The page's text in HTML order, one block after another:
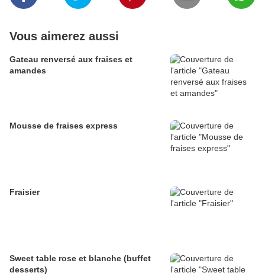
Vous aimerez aussi
Gateau renversé aux fraises et
amandes
Mousse de fraises express
Fraisier
Sweet table rose et blanche (buffet
desserts)